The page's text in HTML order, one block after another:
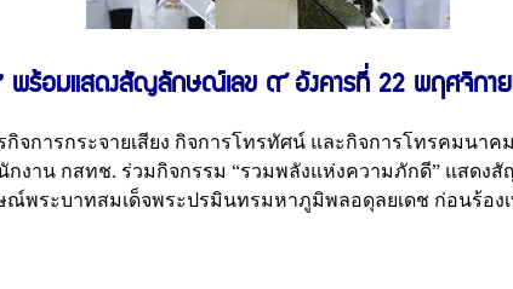
พร้อมแสดงสัญลักษณ์เลข ๙ อังคารที่ 22 พฤศจิกาย
จการกระจายเสียง กิจการโทรทัศน์ และกิจการโทรคมนา
งาน กสทช. ร่วมกิจกรรม “รวมพลังแห่งความภักดี” แสดง
พระบาทสมเด็จพระปรมินทรมหาภูมิพลอดุลยเดช ก่อนร้อง